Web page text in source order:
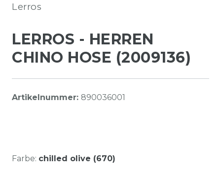
Lerros
LERROS - HERREN
CHINO HOSE (2009136)
Artikelnummer: 890036001
Farbe: chilled olive (670)